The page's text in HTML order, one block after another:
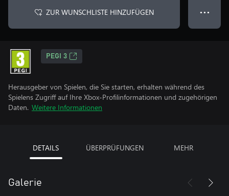
ZUR WUNSCHLISTE HINZUFÜGEN ● ● ●
PEGI 3
Herausgeber von Spielen, die Sie starten, erhalten während des
Spielens Zugriff auf Ihre Xbox-Profilinformationen und zugehörigen
Daten. Weitere Informationen
DETAILS ÜBERPRÜFUNGEN MEHR
Galerie